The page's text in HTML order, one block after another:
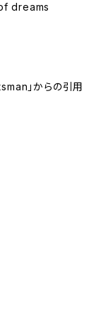
dreams
」からの引用